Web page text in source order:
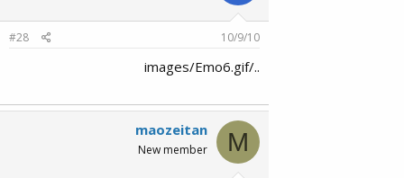
10/9/10
#28
../images/Emo6.gif
M
maozeitan
New member